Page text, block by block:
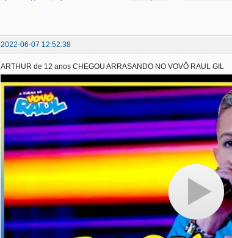
2022-06-07 12:52:38
ARTHUR de 12 anos CHEGOU ARRASANDO NO VOVÔ RAUL GIL